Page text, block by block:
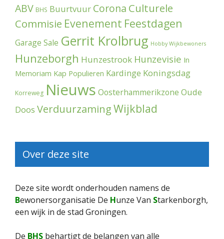
ABV BHS Buurtvuur Corona Culturele
Commisie Evenement Feestdagen
Garage Sale Gerrit Krolbrug Hobby Wijkbewoners
Hunzeborgh Hunzestrook Hunzevisie In
Memoriam Kap Populieren Kardinge Koningsdag
Korreweg Nieuws Oosterhammerikzone Oude
Doos VerduurzamingWijkblad
Over deze site
Deze site wordt onderhouden namens de
Bewonersorganisatie De Hunze Van Starkenborgh,
een wijk in de stad Groningen.
De BHS behartigt de belangen van alle